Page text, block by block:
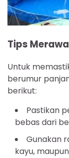
Tips
Untuk
berumur
berikut:
Pastikan
bebas dari
Gunakan
kayu,